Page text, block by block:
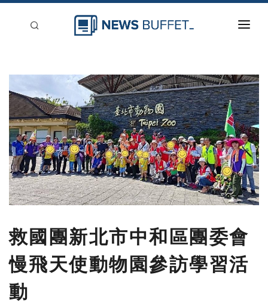
登入
刊登
救國團新北市中和區團委會
慢飛天使動物園參訪學習活
動